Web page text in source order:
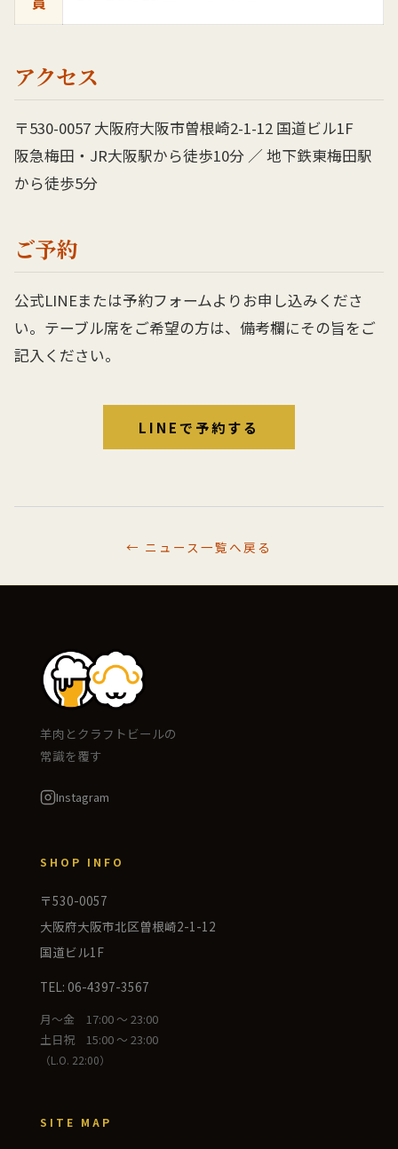
アクセス
〒530-0057 大阪府大阪市曽根崎2-1-12 国道ビル1F
阪急梅田・JR大阪駅から徒歩10分 ／ 地下鉄東梅田駅
から徒歩5分
ご予約
公式LINEまたは予約フォームよりお申し込みくださ
い。テーブル席をご希望の方は、備考欄にその旨をご
記入ください。
LINEで予約する
← ニュース一覧へ戻る
羊肉とクラフトビールの
常識を覆す
Instagram
SHOP INFO
〒530-0057
大阪府大阪市北区曽根崎2-1-12
国道ビル1F
TEL: 06-4397-3567
月〜金 17:00 〜 23:00
土日祝 15:00 〜 23:00
（L.O. 22:00）
SITE MAP